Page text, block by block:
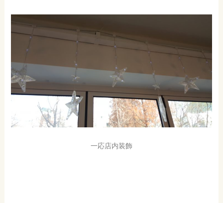
一応店内装飾